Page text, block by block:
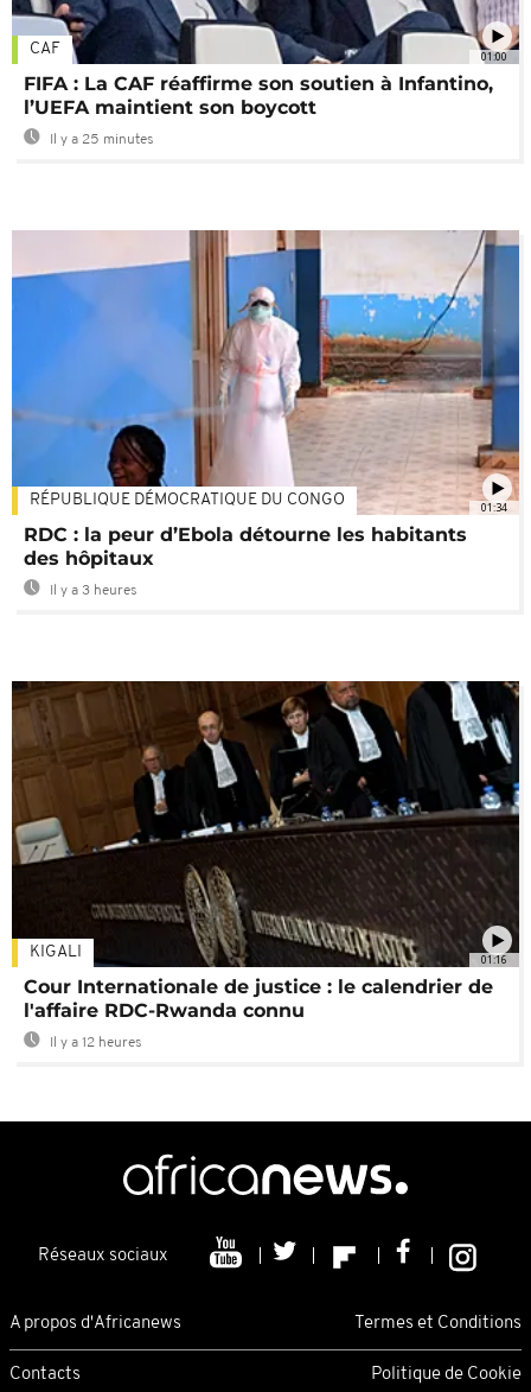
01:00
CAF
FIFA : La CAF réaffirme son soutien à Infantino,
l’UEFA maintient son boycott
Il y a 25 minutes
01:34
RÉPUBLIQUE DÉMOCRATIQUE DU CONGO
RDC : la peur d’Ebola détourne les habitants
des hôpitaux
Il y a 3 heures
01:16
KIGALI
Cour Internationale de justice : le calendrier de
l'affaire RDC-Rwanda connu
Il y a 12 heures
Réseaux sociaux
A propos d'Africanews Termes et Conditions
Contacts Politique de Cookie